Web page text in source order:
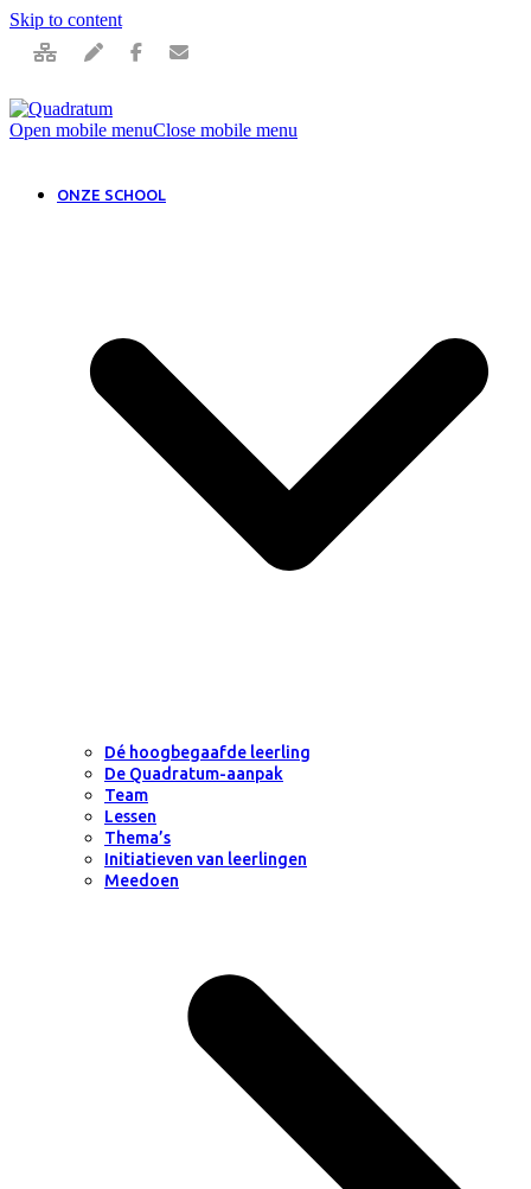
Skip to content
Open mobile menuClose mobile menu
ONZE SCHOOL
Dé hoogbegaafde leerling
De Quadratum-aanpak
Team
Lessen
Thema’s
Initiatieven van leerlingen
Meedoen